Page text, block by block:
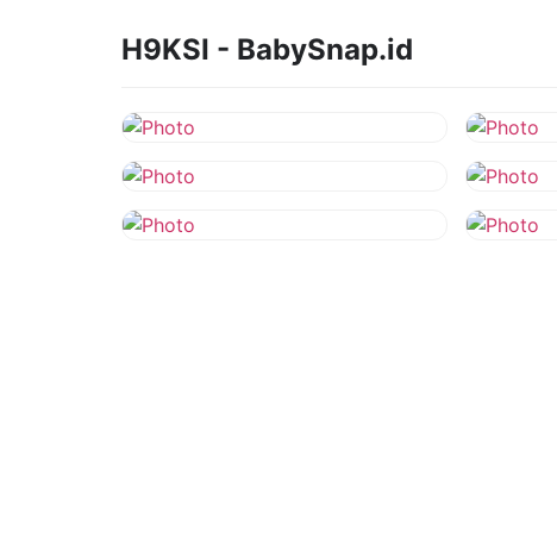
H9KSI - BabySnap.id